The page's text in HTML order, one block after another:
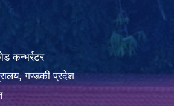
कन्भर्रटर
गण्डकी प्रदेश